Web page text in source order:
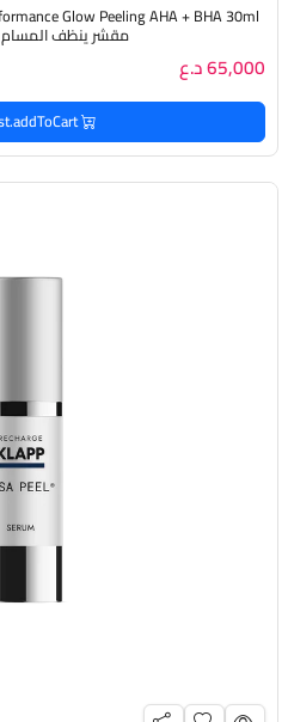
مقشر ينظف المسام و يجدد البشرة
65,000 د.ع
productList.addToCart